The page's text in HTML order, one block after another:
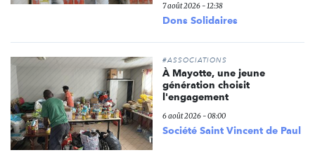
7 août 2026 - 12:38
Dons Solidaires
#ASSOCIATIONS
À Mayotte, une jeune
génération choisit
l'engagement
6 août 2026 - 08:00
Société Saint Vincent de Paul